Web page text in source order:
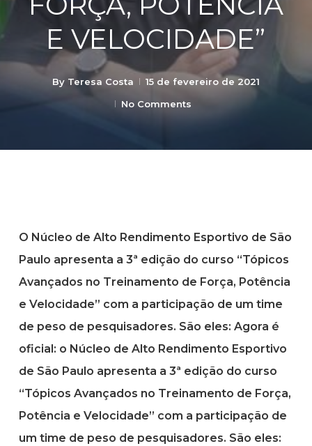
E VELOCIDADE”
By Teresa Costa
15 de fevereiro de 2021
No Comments
O Núcleo de Alto Rendimento Esportivo de São
Paulo apresenta a 3ª edição do curso “Tópicos
Avançados no Treinamento de Força, Potência
e Velocidade” com a participação de um time
de peso de pesquisadores. São eles: Agora é
oficial: o Núcleo de Alto Rendimento Esportivo
de São Paulo apresenta a 3ª edição do curso
“Tópicos Avançados no Treinamento de Força,
Potência e Velocidade” com a participação de
um time de peso de pesquisadores. São eles: